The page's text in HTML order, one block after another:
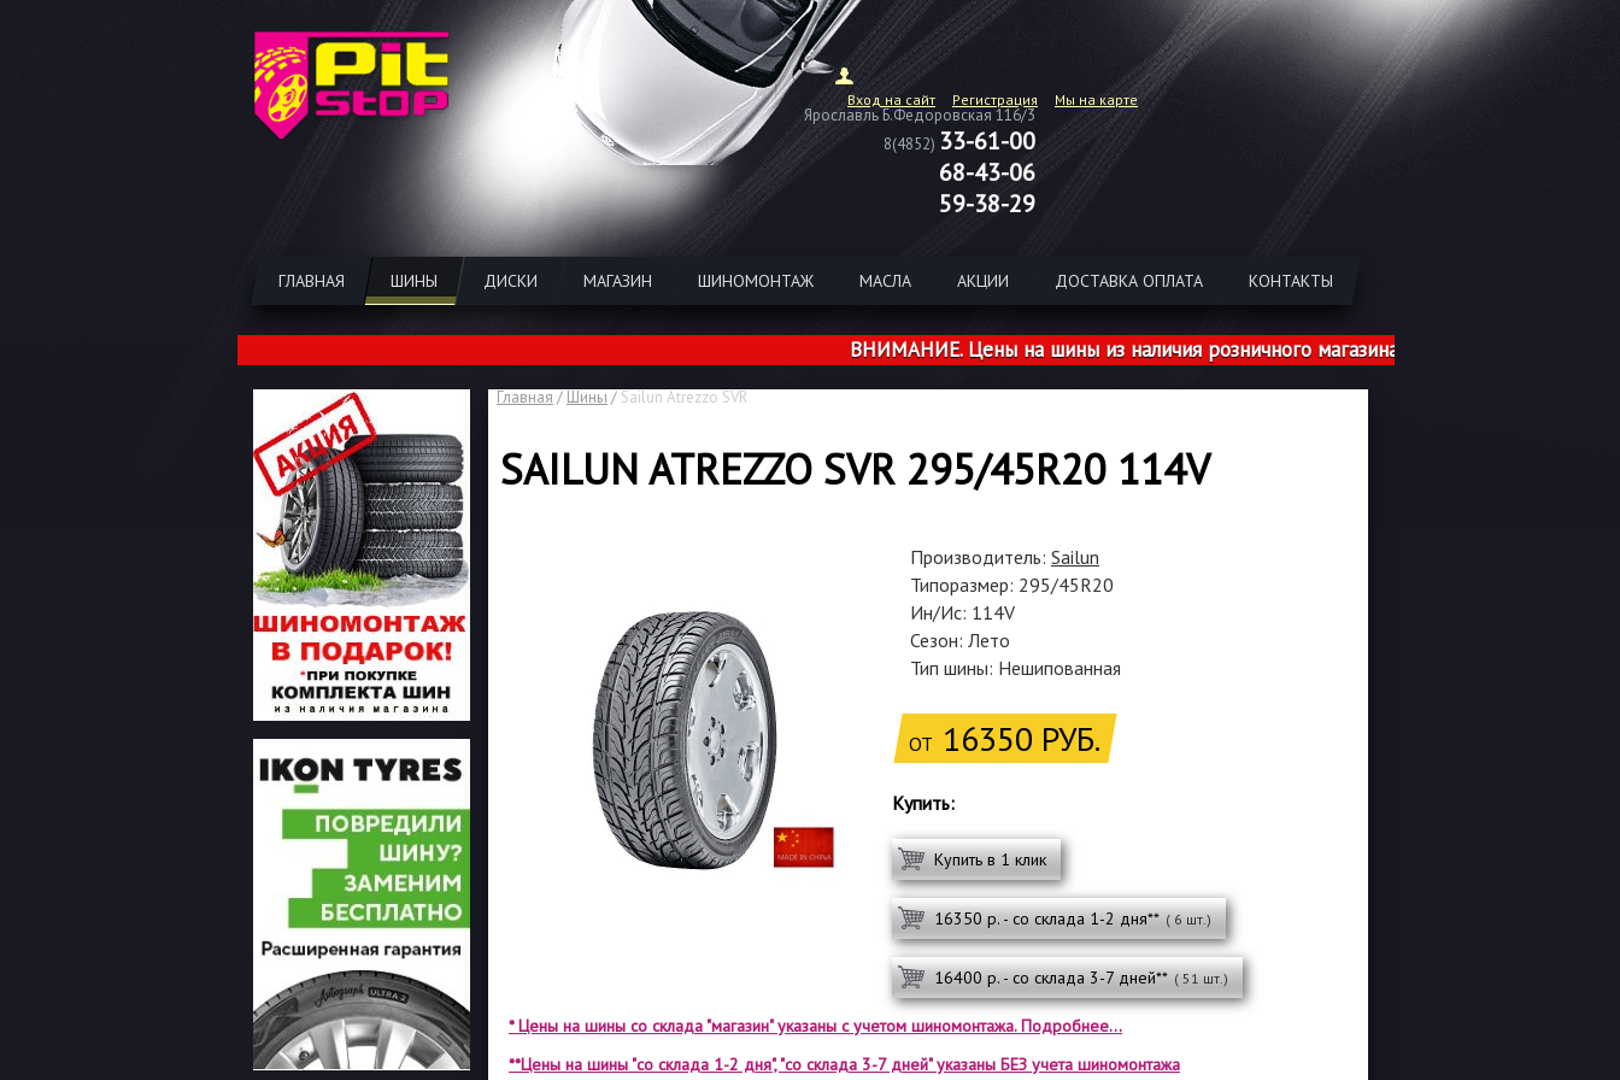
Вход на сайт Регистрация Мы на карте
Ярославль Б.Федоровская 116/3
8(4852) 33-61-00
68-43-06
59-38-29
ГЛАВНАЯ ШИНЫ ДИСКИ МАГАЗИН ШИНОМОНТАЖ МАСЛА АКЦИИ ДОСТАВКА ОПЛАТА КОНТАКТЫ
ВНИМАНИЕ. Цены на шины из наличия розничного магазина указаны с учетом
Главная / Шины / Sailun Atrezzo SVR
SAILUN ATREZZO SVR 295/45R20 114V
Производитель: Sailun
Типоразмер: 295/45R20
Ин/Ис: 114V
Сезон: Лето
Тип шины: Нешипованная
ОТ 16350 РУБ.
Купить:
Купить в 1 клик
16350 р. - со склада 1-2 дня** ( 6 шт.)
16400 р. - со склада 3-7 дней** ( 51 шт.)
* Цены на шины со склада "магазин" указаны с учетом шиномонтажа. Подробнее...
**Цены на шины "со склада 1-2 дня", "со склада 3-7 дней" указаны БЕЗ учета шиномонтажа